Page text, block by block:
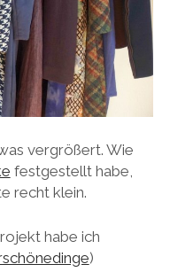
vergrößert. Wie
festgestellt habe,
recht klein.
habe ich
)